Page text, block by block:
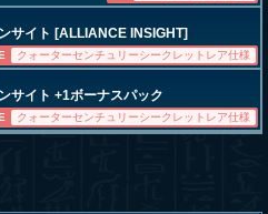
サイト [ALLIANCE INSIGHT]
クォーターセンチュリーシークレットレア仕様
サイト +1ボーナスパック
クォーターセンチュリーシークレットレア仕様